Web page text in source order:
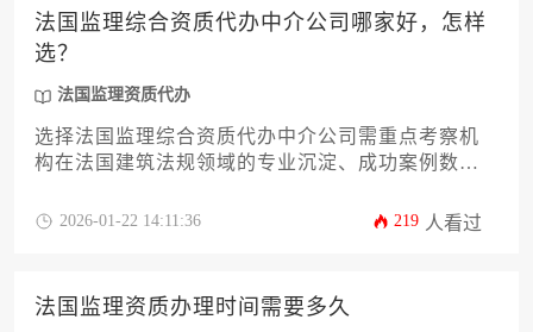
法国监理综合资质代办中介公司哪家好，怎样
选？
法国监理资质代办
选择法国监理综合资质代办中介公司需重点考察机
构在法国建筑法规领域的专业沉淀、成功案例数
对比至少三家机构的资质核验流程与后续维护承诺
2026-01-22 14:11:36 219 人看过
法国监理资质办理时间需要多久